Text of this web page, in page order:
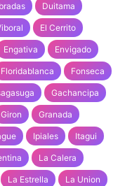
Duitama
El Cerrito
Engativa Envigado
Floridablanca Fonseca
Gachancipa
Giron Granada
Ipiales Itagui
La Calera
La Estrella La Union